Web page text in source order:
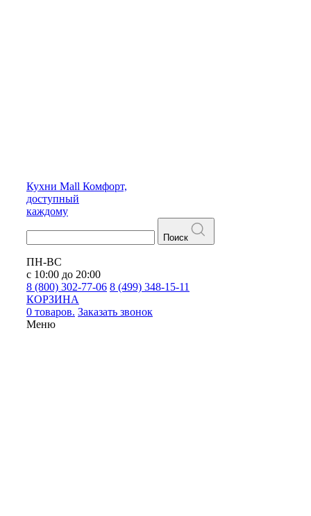
Кухни Mall Комфорт,
доступный
каждому
Поиск
ПН-ВС
с 10:00 до 20:00
8 (800) 302-77-06 8 (499) 348-15-11
КОРЗИНА
0 товаров. Заказать звонок
Меню